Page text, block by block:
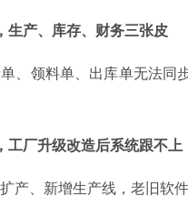
生产、库存、财务三张皮
、领料单、出库单无法同
工厂升级改造后系统跟不上
产、新增生产线，老旧软